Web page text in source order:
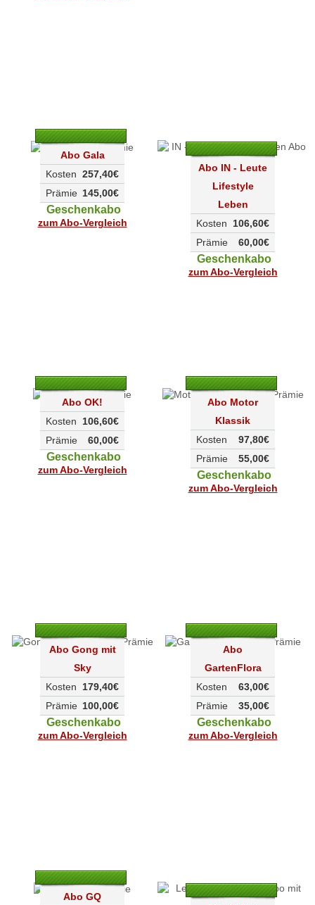
Abo Gala
257,40€
Kosten
145,00€
Prämie
Geschenkabo
zum Abo-Vergleich
Abo IN - Leute
Lifestyle
Leben
106,60€
Kosten
60,00€
Prämie
Geschenkabo
zum Abo-Vergleich
Abo OK!
106,60€
Kosten
60,00€
Prämie
Geschenkabo
zum Abo-Vergleich
Abo Motor
Klassik
97,80€
Kosten
55,00€
Prämie
Geschenkabo
zum Abo-Vergleich
Abo Gong mit
Sky
179,40€
Kosten
100,00€
Prämie
Geschenkabo
zum Abo-Vergleich
Abo
GartenFlora
63,00€
Kosten
35,00€
Prämie
Geschenkabo
zum Abo-Vergleich
Abo GQ